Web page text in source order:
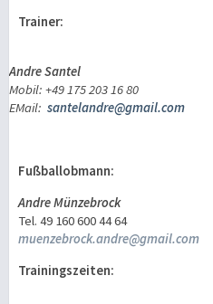
Trainer:
Andre Santel
Mobil: +49 175 203 16 80
EMail: santelandre@gmail.com
Fußballobmann:
Andre Münzebrock
Tel. 49 160 600 44 64
muenzebrock.andre@gmail.com
Trainingszeiten: